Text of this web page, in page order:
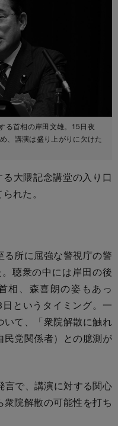
る首相の岸田文雄。15日夜
、講演は盛り上がりに欠けた
大隈記念講堂の入り口
れた。
所に屈強な警視庁の警
聴衆の中には岸田の後
相、森喜朗の姿もあっ
というタイミング。一
いて、「衆院解散に触れ
民党関係者）との臆測が
で、講演に対する関心
院解散の可能性を打ち